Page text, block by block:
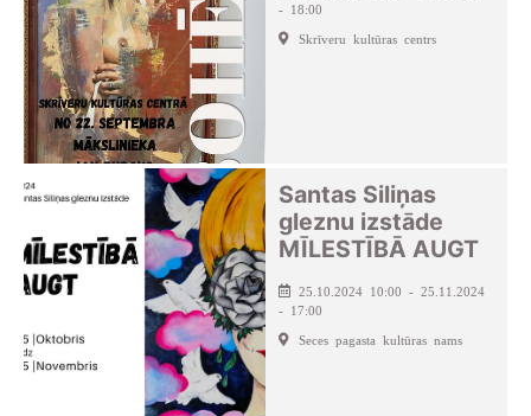
- 18:00
Skrīveru kultūras centrs
Santas Siliņas
gleznu izstāde
MĪLESTĪBĀ AUGT
25.10.2024 10:00 - 25.11.2024
- 17:00
Seces pagasta kultūras nams